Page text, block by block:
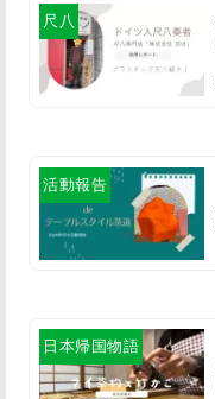
尺八
活動報告
日本帰国物語